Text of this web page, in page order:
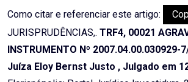
Como citar e referenciar este artigo:
JURISPRUDÊNCIAS,. TRF4, 00021
INSTRUMENTO Nº 2007.04.00.030929-
Juíza Eloy Bernst Justo , Julgado em